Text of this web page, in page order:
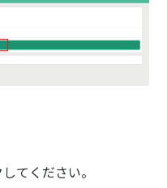
てください。